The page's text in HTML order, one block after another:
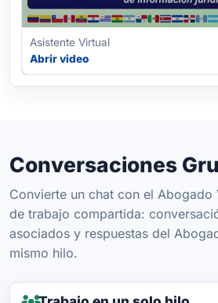
Asistente Virtual
Abrir video
Conversaciones
Convierte un chat con el Abogado
de trabajo compartida:
asociados y respuestas del
mismo hilo.